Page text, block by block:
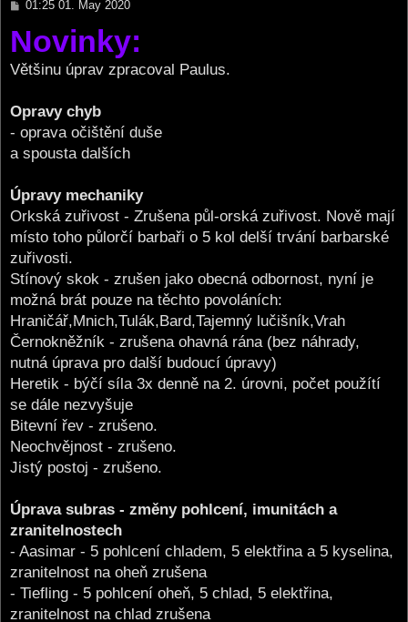
P
s
t
01:25 01. May 2020
Novinky:
Většinu úprav zpracoval Paulus.
Opravy chyb
- oprava očištění duše
a spousta dalších
Úpravy mechaniky
Orkská zuřivost - Zrušena půl-orská zuřivost. Nově mají
místo toho půlorčí barbaři o 5 kol delší trvání barbarské
zuřivosti.
Stínový skok - zrušen jako obecná odbornost, nyní je
možná brát pouze na těchto povoláních:
Hraničář,Mnich,Tulák,Bard,Tajemný lučišník,Vrah
Černokněžník - zrušena ohavná rána (bez náhrady,
nutná úprava pro další budoucí úpravy)
Heretik - býčí síla 3x denně na 2. úrovni, počet použítí
se dále nezvyšuje
Bitevní řev - zrušeno.
Neochvějnost - zrušeno.
Jistý postoj - zrušeno.
Úprava subras - změny pohlcení, imunitách a
zranitelnostech
- Aasimar - 5 pohlcení chladem, 5 elektřina a 5 kyselina,
zranitelnost na oheň zrušena
- Tiefling - 5 pohlcení oheň, 5 chlad, 5 elektřina,
zranitelnost na chlad zrušena